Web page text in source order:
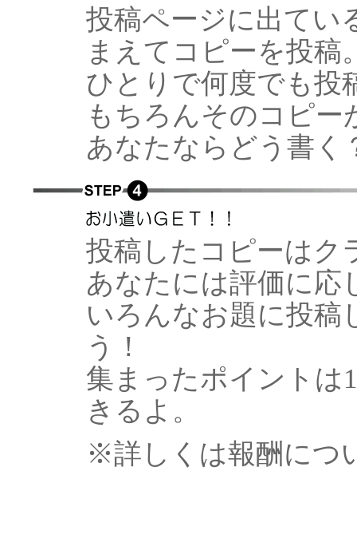
投稿ページに出てい
まえてコピーを投稿
ひとりで何度でも投
もちろんそのコピー
あなたならどう書く
投稿したコピーはク
あなたには評価に応
いろんなお題に投稿
う！
集まったポイントは
きるよ。
※詳しくは報酬につ